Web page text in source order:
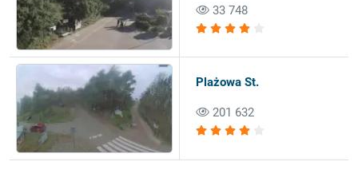
33 748
Plażowa St.
201 632